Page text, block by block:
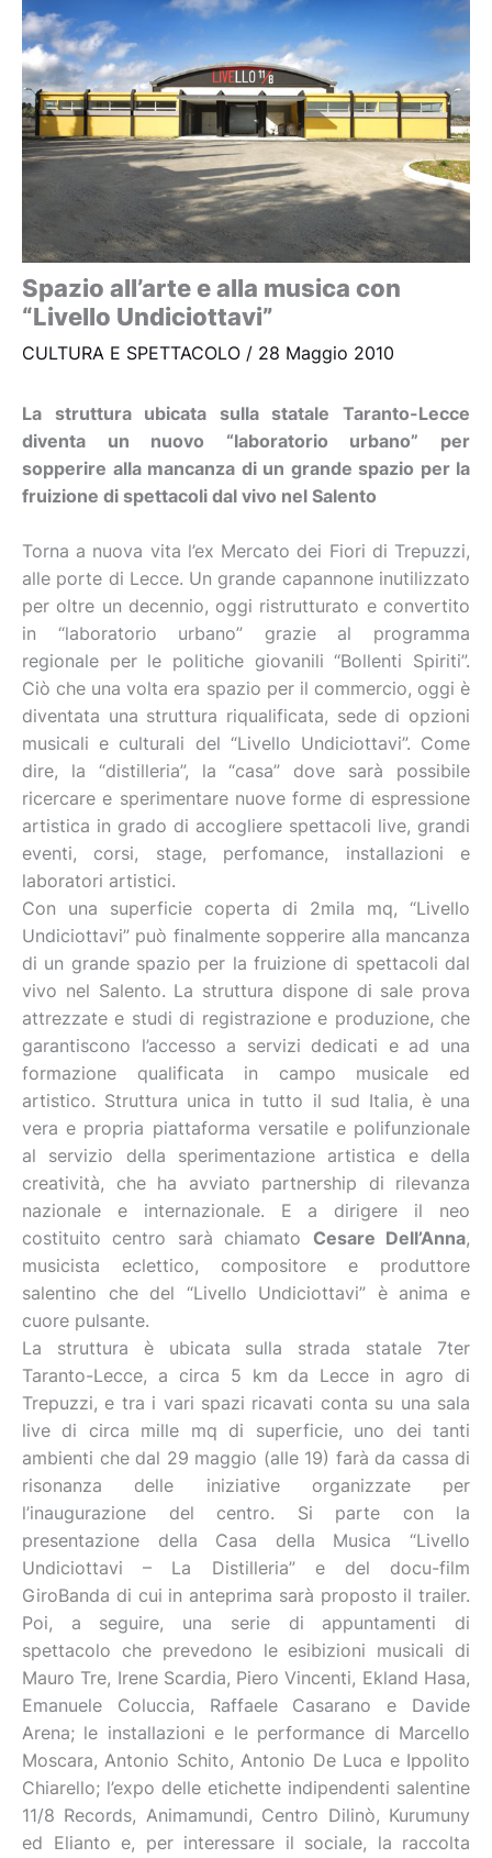
Spazio all’arte e alla musica con
“Livello Undiciottavi”
CULTURA E SPETTACOLO / 28 Maggio 2010
La struttura ubicata sulla statale Taranto-Lecce
diventa un nuovo “laboratorio urbano” per
sopperire alla mancanza di un grande spazio per la
fruizione di spettacoli dal vivo nel Salento
Torna a nuova vita l’ex Mercato dei Fiori di Trepuzzi,
alle porte di Lecce. Un grande capannone inutilizzato
per oltre un decennio, oggi ristrutturato e convertito
in “laboratorio urbano” grazie al programma
regionale per le politiche giovanili “Bollenti Spiriti”.
Ciò che una volta era spazio per il commercio, oggi è
diventata una struttura riqualificata, sede di opzioni
musicali e culturali del “Livello Undiciottavi”. Come
dire, la “distilleria”, la “casa” dove sarà possibile
ricercare e sperimentare nuove forme di espressione
artistica in grado di accogliere spettacoli live, grandi
eventi, corsi, stage, perfomance, installazioni e
laboratori artistici.
Con una superficie coperta di 2mila mq, “Livello
Undiciottavi” può finalmente sopperire alla mancanza
di un grande spazio per la fruizione di spettacoli dal
vivo nel Salento. La struttura dispone di sale prova
attrezzate e studi di registrazione e produzione, che
garantiscono l’accesso a servizi dedicati e ad una
formazione qualificata in campo musicale ed
artistico. Struttura unica in tutto il sud Italia, è una
vera e propria piattaforma versatile e polifunzionale
al servizio della sperimentazione artistica e della
creatività, che ha avviato partnership di rilevanza
nazionale e internazionale. E a dirigere il neo
costituito centro sarà chiamato Cesare Dell’Anna,
musicista eclettico, compositore e produttore
salentino che del “Livello Undiciottavi” è anima e
cuore pulsante.
La struttura è ubicata sulla strada statale 7ter
Taranto-Lecce, a circa 5 km da Lecce in agro di
Trepuzzi, e tra i vari spazi ricavati conta su una sala
live di circa mille mq di superficie, uno dei tanti
ambienti che dal 29 maggio (alle 19) farà da cassa di
risonanza delle iniziative organizzate per
l’inaugurazione del centro. Si parte con la
presentazione della Casa della Musica “Livello
Undiciottavi – La Distilleria” e del docu-film
GiroBanda di cui in anteprima sarà proposto il trailer.
Poi, a seguire, una serie di appuntamenti di
spettacolo che prevedono le esibizioni musicali di
Mauro Tre, Irene Scardia, Piero Vincenti, Ekland Hasa,
Emanuele Coluccia, Raffaele Casarano e Davide
Arena; le installazioni e le performance di Marcello
Moscara, Antonio Schito, Antonio De Luca e Ippolito
Chiarello; l’expo delle etichette indipendenti salentine
11/8 Records, Animamundi, Centro Dilinò, Kurumuny
ed Elianto e, per interessare il sociale, la raccolta